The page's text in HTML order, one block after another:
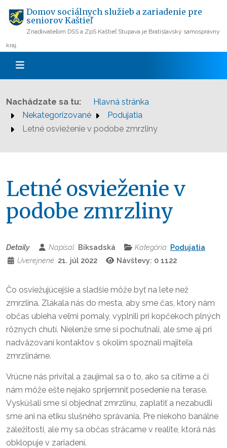
Domov sociálnych služieb a zariadenie pre
seniorov Kaštieľ
Zriaďovateľom DSS a ZpS Kaštieľ Stupava je Bratislavský samosprávny
kraj.
Nachádzate sa tu:
Hlavná stránka
Nekategorizované
Podujatia
Letné osvieženie v podobe zmrzliny
Letné osvieženie v
podobe zmrzliny
Detaily Napísal: Biksadská Kategória: Podujatia
Uverejnené: 21. júl 2022 Návštevy: 0 1122
Čo osviežujúcejšie a sladšie môže byť na lete než
zmrzlina. Zlákala nás do mesta, aby sme čas, ktorý nám
občas ubieha veľmi pomaly, vyplnili pri kopčekoch plných
rôznych chutí. Nielenže sme si pochutnali, ale sme aj pri
nadväzovaní kontaktov s okolím spoznali majiteľa
zmrzlinárne.
Vrúcne nás privítal a zaujímal sa o to, ako sa cítime a či
nám môže ešte nejako spríjemniť posedenie na terase.
Vyskúšali sme si objednať zmrzlinu, zaplatiť a nezabudli
sme ani na etiku slušného správania. Pre niekoho banálne
záležitosti, ale my sa občas strácame v realite, ktorá nás
obklopuje v zariadení.